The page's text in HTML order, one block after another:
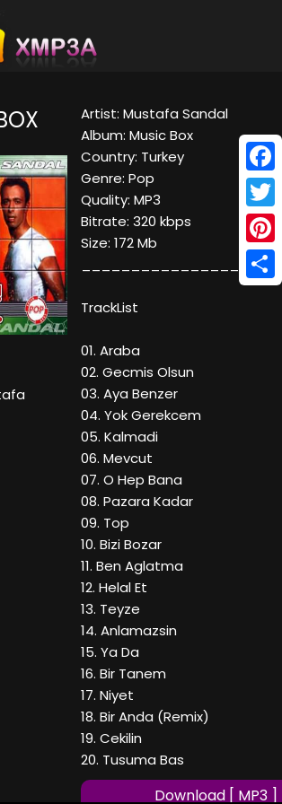
Artist: Mustafa Sandal
Album: Music Box
Country: Turkey
Genre: Pop
Quality: MP3
Bitrate: 320 kbps
Size: 172 Mb
TrackList
01. Araba
02. Gecmis Olsun
03. Aya Benzer
04. Yok Gerekcem
05. Kalmadi
06. Mevcut
07. O Hep Bana
08. Pazara Kadar
09. Top
10. Bizi Bozar
11. Ben Aglatma
12. Helal Et
13. Teyze
14. Anlamazsin
15. Ya Da
16. Bir Tanem
17. Niyet
18. Bir Anda (Remix)
19. Cekilin
20. Tusuma Bas
Download [ MP3 ]